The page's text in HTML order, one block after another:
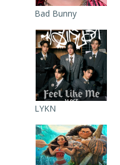
Bad Bunny
LYKN